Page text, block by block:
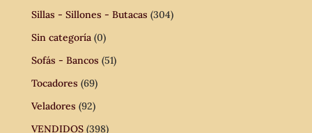
Sillas - Sillones - Butacas (304)
Sin categoría (0)
Sofás - Bancos (51)
Tocadores (69)
Veladores (92)
VENDIDOS (398)